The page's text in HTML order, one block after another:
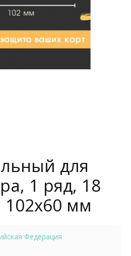
для
1 ряд, 18
мм
Федерация